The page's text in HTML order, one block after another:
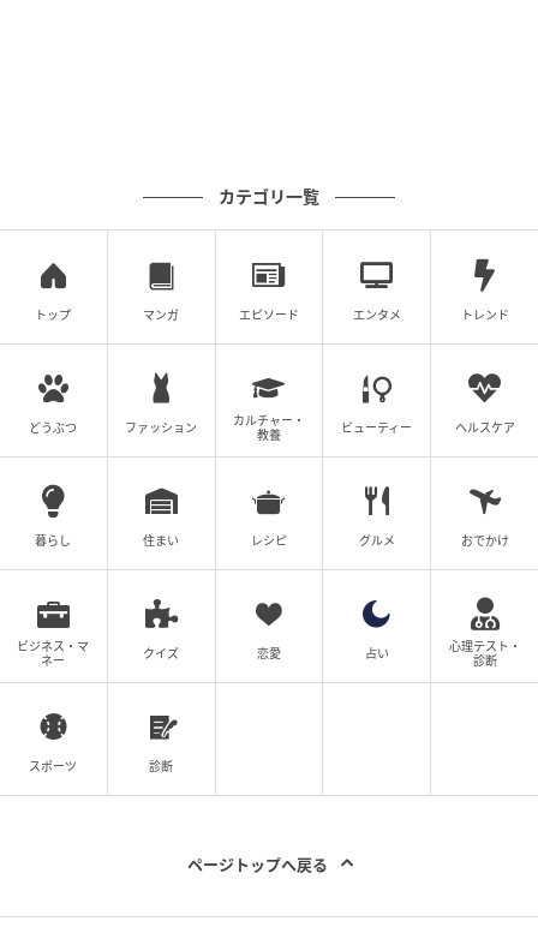
カテゴリ一覧
トップ マンガ エピソード エンタメ トレンド
どうぶつ ファッション
カルチャー・
教養
ビューティー ヘルスケア
暮らし 住まい レシピ グルメ おでかけ
ビジネス・マ
ネー
クイズ 恋愛 占い
心理テスト・
診断
スポーツ 診断
ページトップへ戻る